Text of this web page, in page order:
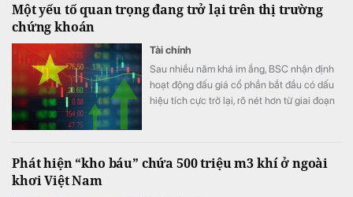
Một yếu tố quan trọng đang trở lại trên thị trường
chứng khoán
Tài chính
Sau nhiều năm khá im ắng, BSC nhận định
hoạt động đấu giá cổ phần bắt đầu có dấu
hiệu tích cực trở lại, rõ nét hơn từ giai đoạn
Phát hiện “kho báu” chứa 500 triệu m3 khí ở ngoài
khơi Việt Nam